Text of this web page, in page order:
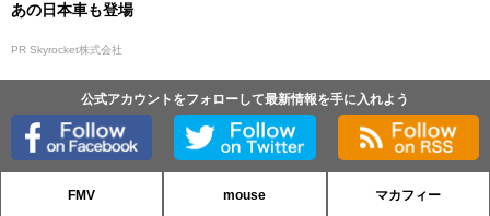
あの日本車も登場
PR Skyrocket株式会社
公式アカウントをフォローして最新情報を手に入れよう
FMV mouse マカフィー